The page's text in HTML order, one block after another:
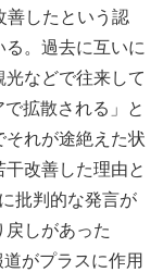
したという認
。過去に互いに
などで往来して
拡散される」と
れが途絶えた状
改善した理由と
批判的な発言が
しがあった
がプラスに作用